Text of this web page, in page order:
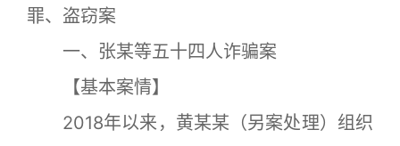
罪、盗窃案
一、张某等五十四人诈骗案
【基本案情】
2018年以来，黄某某（另案处理）组织